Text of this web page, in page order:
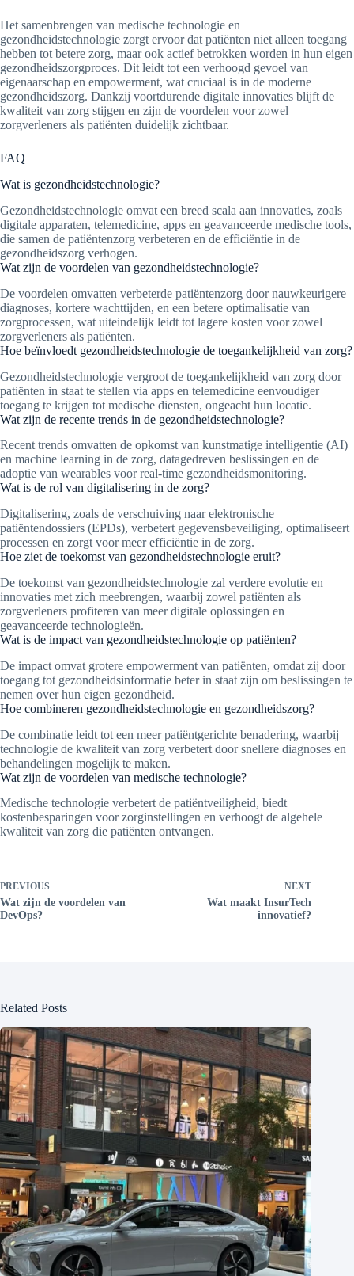
Het samenbrengen van medische technologie en
gezondheidstechnologie zorgt ervoor dat patiënten niet alleen toegang
hebben tot betere zorg, maar ook actief betrokken worden in hun eigen
gezondheidszorgproces. Dit leidt tot een verhoogd gevoel van
eigenaarschap en empowerment, wat cruciaal is in de moderne
gezondheidszorg. Dankzij voortdurende digitale innovaties blijft de
kwaliteit van zorg stijgen en zijn de voordelen voor zowel
zorgverleners als patiënten duidelijk zichtbaar.
FAQ
Wat is gezondheidstechnologie?
Gezondheidstechnologie omvat een breed scala aan innovaties, zoals
digitale apparaten, telemedicine, apps en geavanceerde medische tools,
die samen de patiëntenzorg verbeteren en de efficiëntie in de
gezondheidszorg verhogen.
Wat zijn de voordelen van gezondheidstechnologie?
De voordelen omvatten verbeterde patiëntenzorg door nauwkeurigere
diagnoses, kortere wachttijden, en een betere optimalisatie van
zorgprocessen, wat uiteindelijk leidt tot lagere kosten voor zowel
zorgverleners als patiënten.
Hoe beïnvloedt gezondheidstechnologie de toegankelijkheid van zorg?
Gezondheidstechnologie vergroot de toegankelijkheid van zorg door
patiënten in staat te stellen via apps en telemedicine eenvoudiger
toegang te krijgen tot medische diensten, ongeacht hun locatie.
Wat zijn de recente trends in de gezondheidstechnologie?
Recent trends omvatten de opkomst van kunstmatige intelligentie (AI)
en machine learning in de zorg, datagedreven beslissingen en de
adoptie van wearables voor real-time gezondheidsmonitoring.
Wat is de rol van digitalisering in de zorg?
Digitalisering, zoals de verschuiving naar elektronische
patiëntendossiers (EPDs), verbetert gegevensbeveiliging, optimaliseert
processen en zorgt voor meer efficiëntie in de zorg.
Hoe ziet de toekomst van gezondheidstechnologie eruit?
De toekomst van gezondheidstechnologie zal verdere evolutie en
innovaties met zich meebrengen, waarbij zowel patiënten als
zorgverleners profiteren van meer digitale oplossingen en
geavanceerde technologieën.
Wat is de impact van gezondheidstechnologie op patiënten?
De impact omvat grotere empowerment van patiënten, omdat zij door
toegang tot gezondheidsinformatie beter in staat zijn om beslissingen te
nemen over hun eigen gezondheid.
Hoe combineren gezondheidstechnologie en gezondheidszorg?
De combinatie leidt tot een meer patiëntgerichte benadering, waarbij
technologie de kwaliteit van zorg verbetert door snellere diagnoses en
behandelingen mogelijk te maken.
Wat zijn de voordelen van medische technologie?
Medische technologie verbetert de patiëntveiligheid, biedt
kostenbesparingen voor zorginstellingen en verhoogt de algehele
kwaliteit van zorg die patiënten ontvangen.
PREVIOUS
Wat zijn de voordelen van
DevOps?
NEXT
Wat maakt InsurTech
innovatief?
Related Posts